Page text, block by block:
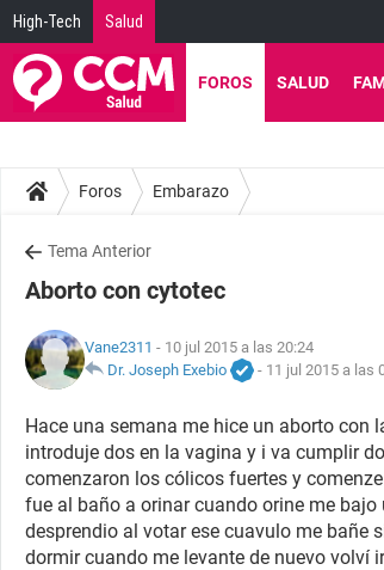
High-Tech Salud
FOROS SALUD
Foros Embarazo
Tema Anterior
Aborto con cytotec
Vane2311 - 10 jul 2015 a las 20:24
Dr. Joseph Exebio
- 11 jul 2015 a las
Hace una semana me hice un aborto con
introduje dos en la vagina y i va cumplir
comenzaron los cólicos fuertes y
fue al baño a orinar cuando orine me
desprendio al votar ese cuavulo me bañe
dormir cuando me levante de nuevo volví